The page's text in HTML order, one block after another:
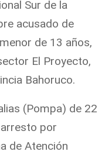
Sur de la
acusado de
de 13 años,
El Proyecto,
Bahoruco.
(Pompa) de 22
por
de Atención